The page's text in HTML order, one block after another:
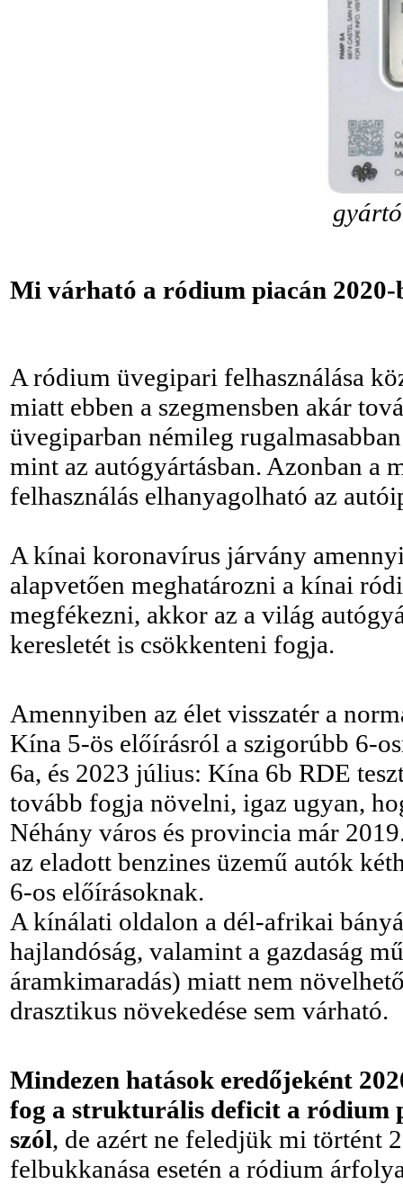
Mi várható a ródium piacán 2020-
A ródium üvegipari felhasználása
miatt ebben a szegmensben akár
üvegiparban némileg
mint az autógyártásban. Azonban a
felhasználás elhanyagolható az
A kínai koronavírus járvány
alapvetően meghatározni a kínai
megfékezni, akkor az a világ
keresletét is csökkenteni fogja.
Amennyiben az élet visszatér a
Kína 5-ös előírásról a szigorúbb 6-
6a, és 2023 július: Kína 6b RDE
tovább fogja növelni, igaz ugyan,
Néhány város és provincia már
az eladott benzines üzemű autók
6-os előírásoknak.
A kínálati oldalon a dél-afrikai
hajlandóság, valamint a gazdaság
áramkimaradás) miatt nem
drasztikus növekedése sem várható.
Mindezen hatások eredőjeként
fog a strukturális deficit a ródium
szól, de azért ne feledjük mi történt
felbukkanása esetén a ródium